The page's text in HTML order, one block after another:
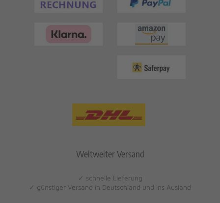
Weltweiter Versand
✓ schnelle Lieferung
✓ günstiger Versand in Deutschland und ins Ausland